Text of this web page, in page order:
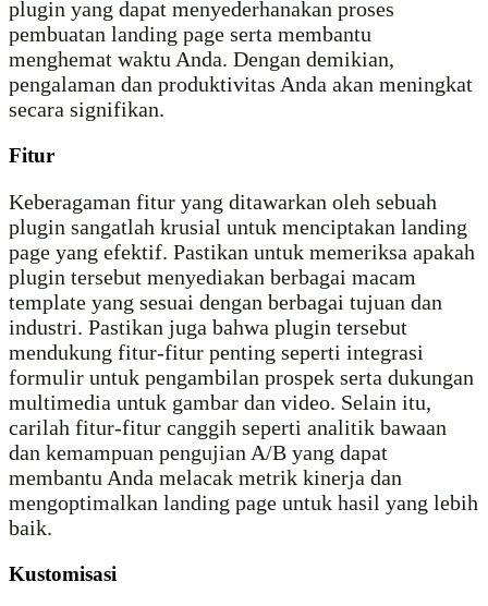
plugin yang dapat menyederhanakan proses
pembuatan landing page serta membantu
menghemat waktu Anda. Dengan demikian,
pengalaman dan produktivitas Anda akan meningkat
secara signifikan.
Fitur
Keberagaman fitur yang ditawarkan oleh sebuah
plugin sangatlah krusial untuk menciptakan landing
page yang efektif. Pastikan untuk memeriksa apakah
plugin tersebut menyediakan berbagai macam
template yang sesuai dengan berbagai tujuan dan
industri. Pastikan juga bahwa plugin tersebut
mendukung fitur-fitur penting seperti integrasi
formulir untuk pengambilan prospek serta dukungan
multimedia untuk gambar dan video. Selain itu,
carilah fitur-fitur canggih seperti analitik bawaan
dan kemampuan pengujian A/B yang dapat
membantu Anda melacak metrik kinerja dan
mengoptimalkan landing page untuk hasil yang lebih
baik.
Kustomisasi